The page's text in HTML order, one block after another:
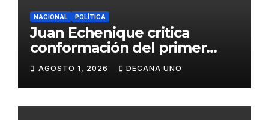
NACIONAL POLÍTICA
Juan Echenique critica
conformación del primer
gabinete ministerial de Keiko
Fujimori
AGOSTO 1, 2026 DECANA UNO